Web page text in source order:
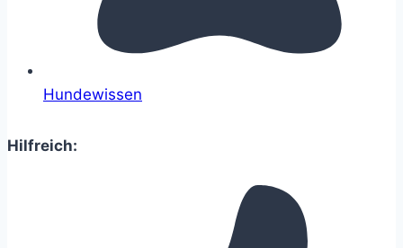
Hundewissen
Hilfreich: